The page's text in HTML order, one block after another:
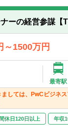
【歓迎経験・スキル
士および全科目合格
■TOEIC700点以上
よるコミュニケー
■Excelスキル（IF
SUMIF関数や複数
ど）
■データ準備、視覚
■IFRSおよび
成支援業務
■IFRSおよび
ーの経営参謀【
～1500万円
最寄駅
しては、PwCビジネ
休日120日以上 年収